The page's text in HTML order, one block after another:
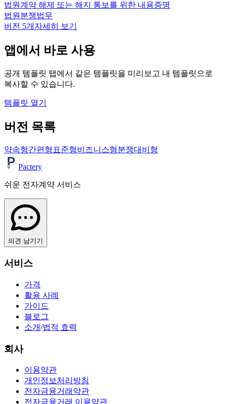
법원계약 해제 또는 해지 통보를 위한 내용증명
법원 분쟁법무
버전 5개 자세히 보기
앱에서 바로 사용
공개 템플릿 탭에서 같은 템플릿을 미리보고 내 템플릿으로
복사할 수 있습니다.
템플릿 열기
버전 목록
약속형간편형표준형비즈니스형분쟁대비형
Pactery
쉬운 전자계약 서비스
의견 남기기
서비스
가격
활용 사례
가이드
블로그
소개/법적 효력
회사
이용약관
개인정보처리방침
전자금융거래약관
전자금융거래 이용약관